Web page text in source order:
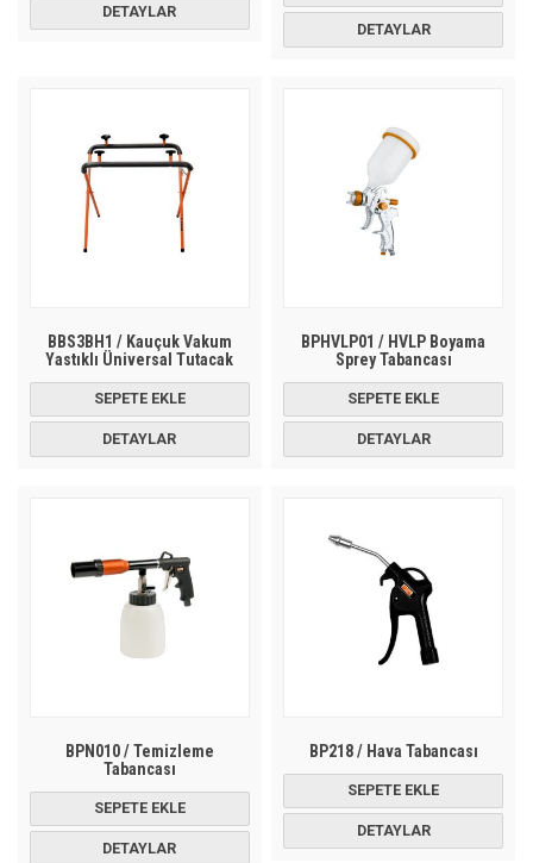
DETAYLAR
DETAYLAR
BBS3BH1 / Kauçuk Vakum
Yastıklı Üniversal Tutacak
SEPETE EKLE
DETAYLAR
BPHVLP01 / HVLP Boyama
Sprey Tabancası
SEPETE EKLE
DETAYLAR
BPN010 / Temizleme
Tabancası
SEPETE EKLE
DETAYLAR
BP218 / Hava Tabancası
SEPETE EKLE
DETAYLAR